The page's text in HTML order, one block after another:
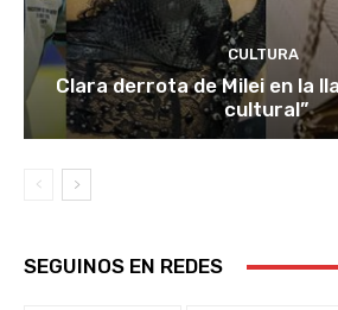
CULTURA
Clara derrota de Milei en la
cultural”
SEGUINOS EN REDES